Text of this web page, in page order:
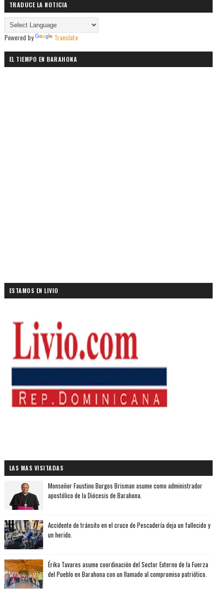
TRADUCE LA NOTICIA
Powered by Translate
EL TIEMPO EN BARAHONA
ESTAMOS EN LIVIO
LAS MAS VISITADAS
Monseñor Faustino Burgos Brisman asume como administrador
apostólico de la Diócesis de Barahona.
Accidente de tránsito en el cruce de Pescadería deja un fallecido y
un herido.
Érika Tavares asume coordinación del Sector Externo de la Fuerza
del Pueblo en Barahona con un llamado al compromiso patriótico.